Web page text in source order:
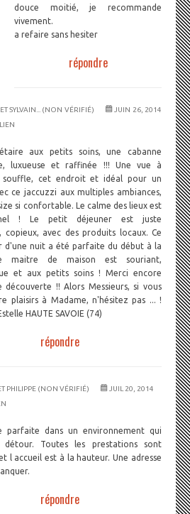
douce moitié, je recommande
vivement.
a refaire sans hesiter
répondre
SYLVAIN... (NON VÉRIFIÉ)
JUIN 26, 2014
aux petits soins, une cabanne
luxueuse et raffinée !!! Une vue à
souffle, cet endroit et idéal pour un
ce jaccuzzi aux multiples ambiances,
si confortable. Le calme des lieux est
! Le petit déjeuner est juste
copieux, avec des produits locaux. Ce
d'une nuit a été parfaite du début à la
maitre de maison est souriant,
et aux petits soins ! Merci encore
!! Alors Messieurs, si vous
plaisirs à Madame, n'hésitez pas ... !
HAUTE SAVOIE (74)
répondre
PHILIPPE (NON VÉRIFIÉ)
JUIL 20, 2014
parfaite dans un environnement qui
Toutes les prestations sont
l accueil est à la hauteur. Une adresse
répondre